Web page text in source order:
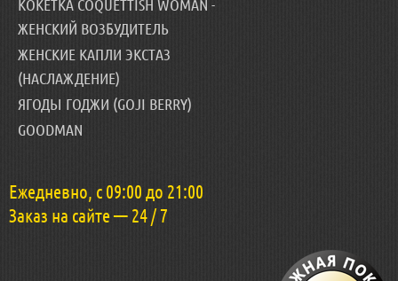
КОКЕТКА COQUETTISH WOMAN -
ЖЕНСКИЙ ВОЗБУДИТЕЛЬ
ЖЕНСКИЕ КАПЛИ ЭКСТАЗ
(НАСЛАЖДЕНИЕ)
ЯГОДЫ ГОДЖИ (GOJI BERRY)
GOODMAN
Ежедневно, с 09:00 до 21:00
Заказ на сайте — 24 / 7